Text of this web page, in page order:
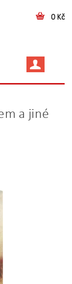
0 Kč
a jiné